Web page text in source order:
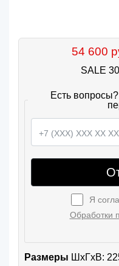
54 600
SALE
Есть
Я
Обработки
Размеры ШxГхВ: